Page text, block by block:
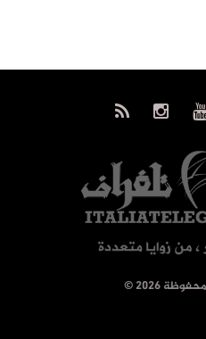
2026